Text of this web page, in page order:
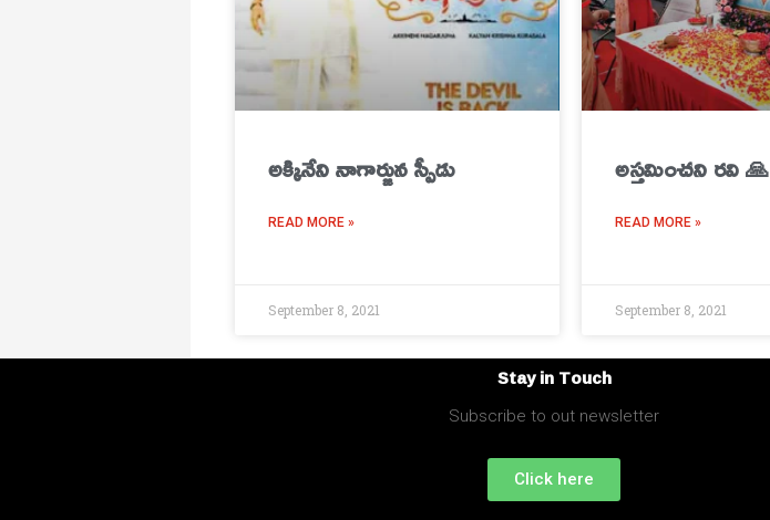
అక్కినేని నాగార్జున స్పీడు
READ MORE »
September 8, 2021
అస్తమించని రవి 🙏
READ MORE »
September 8, 2021
Stay in Touch
Subscribe to out newsletter
Click here